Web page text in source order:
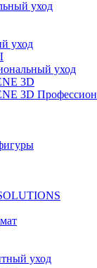
уход
уход
уход
3D
3D
уход